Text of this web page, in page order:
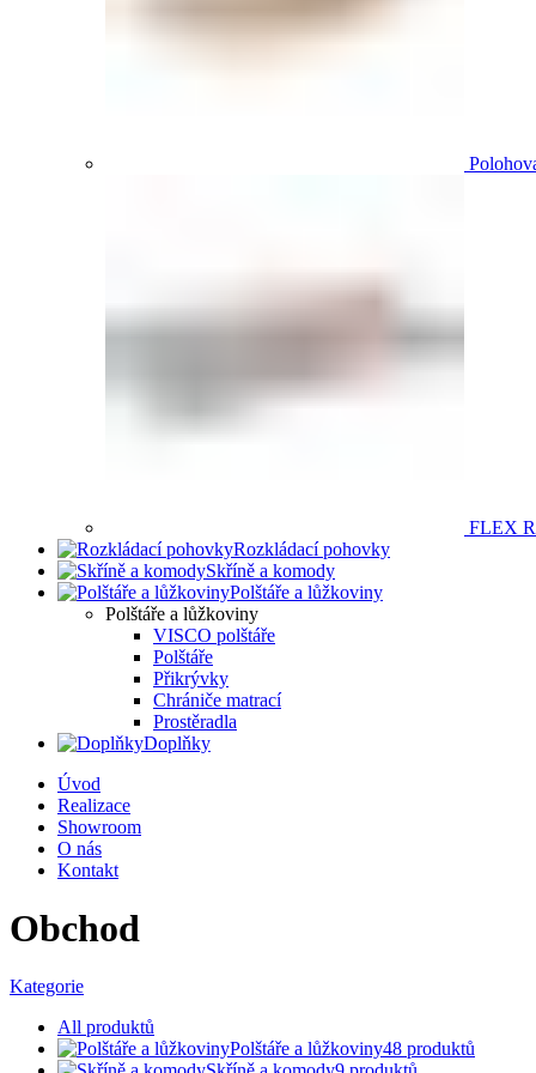
FLEX
Rozkládací pohovky
Skříně a komody
Polštáře a lůžkoviny
Polštáře a lůžkoviny
VISCO polštáře
Polštáře
Přikrývky
Chrániče matrací
Prostěradla
Doplňky
Úvod
Realizace
Showroom
O nás
Kontakt
Obchod
Kategorie
All produktů
Polštáře a lůžkoviny48 produktů